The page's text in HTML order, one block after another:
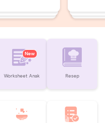
New
Worksheet Anak Resep